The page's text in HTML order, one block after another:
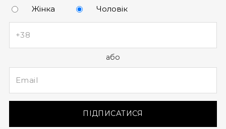
Жінка Чоловік
або
ПІДПИСАТИСЯ